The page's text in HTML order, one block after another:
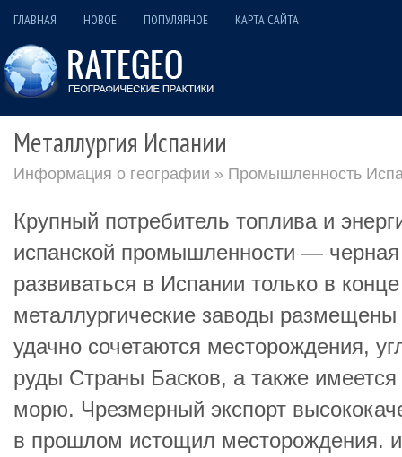
ГЛАВНАЯ НОВОЕ ПОПУЛЯРНОЕ КАРТА САЙТА
Металлургия Испании
Информация о географии » Промышленность
Крупный потребитель топлива и
испанской промышленности — черная
развиваться в Испании только в
металлургические заводы
удачно сочетаются месторождения,
руды Страны Басков, а также
морю. Чрезмерный экспорт
в прошлом истощил месторождения. и